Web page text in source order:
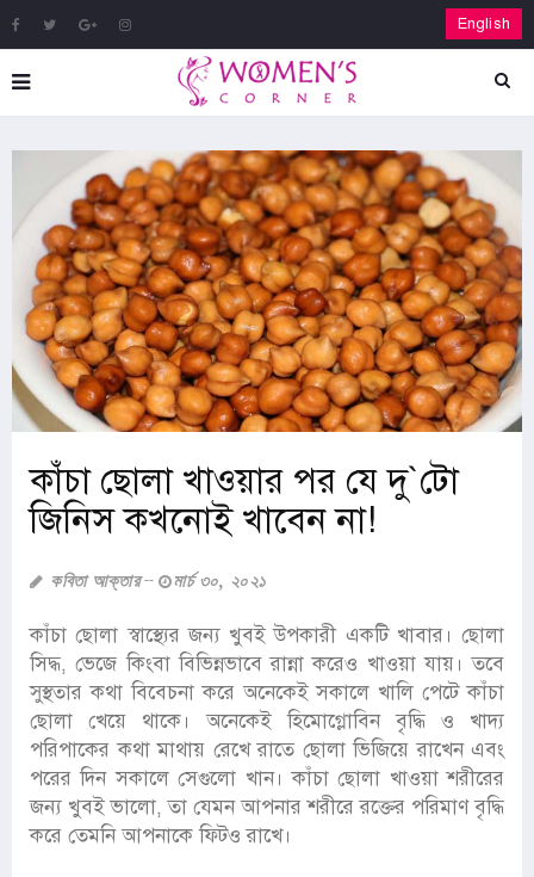
English
কাঁচা ছোলা খাওয়ার পর যে দু‍‍`টো
জিনিস কখনোই খাবেন না!
কবিতা আক্তার মার্চ ৩০, ২০২১
কাঁচা ছোলা স্বাস্থ্যের জন্য খুবই উপকারী একটি খাবার। ছোলা
সিদ্ধ, ভেজে কিংবা বিভিন্নভাবে রান্না করেও খাওয়া যায়। তবে
সুস্থতার কথা বিবেচনা করে অনেকেই সকালে খালি পেটে কাঁচা
ছোলা খেয়ে থাকে। অনেকেই হিমোগ্লোবিন বৃদ্ধি ও খাদ্য
পরিপাকের কথা মাথায় রেখে রাতে ছোলা ভিজিয়ে রাখেন এবং
পরের দিন সকালে সেগুলো খান। কাঁচা ছোলা খাওয়া শরীরের
জন্য খুবই ভালো, তা যেমন আপনার শরীরে রক্তের পরিমাণ বৃদ্ধি
করে তেমনি আপনাকে ফিটও রাখে।